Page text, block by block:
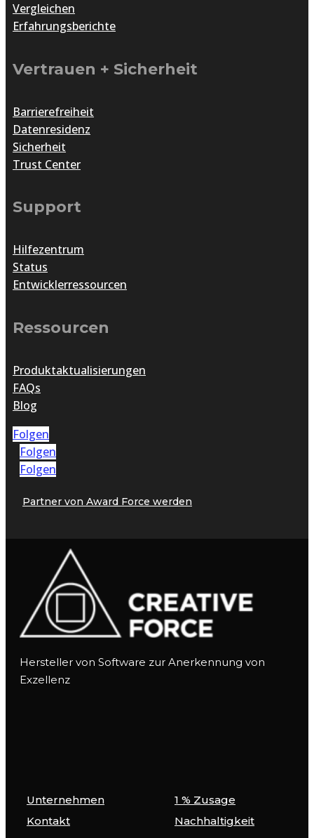
Vergleichen
Erfahrungsberichte
Vertrauen + Sicherheit
Barrierefreiheit
Datenresidenz
Sicherheit
Trust Center
Support
Hilfezentrum
Status
Entwicklerressourcen
Ressourcen
Produktaktualisierungen
FAQs
Blog
Folgen
Folgen
Folgen
Partner von Award Force werden
Hersteller von Software zur Anerkennung von
Exzellenz
Unternehmen
1 % Zusage
Kontakt
Nachhaltigkeit